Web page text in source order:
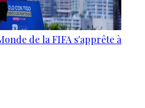
de la FIFA s'apprête à